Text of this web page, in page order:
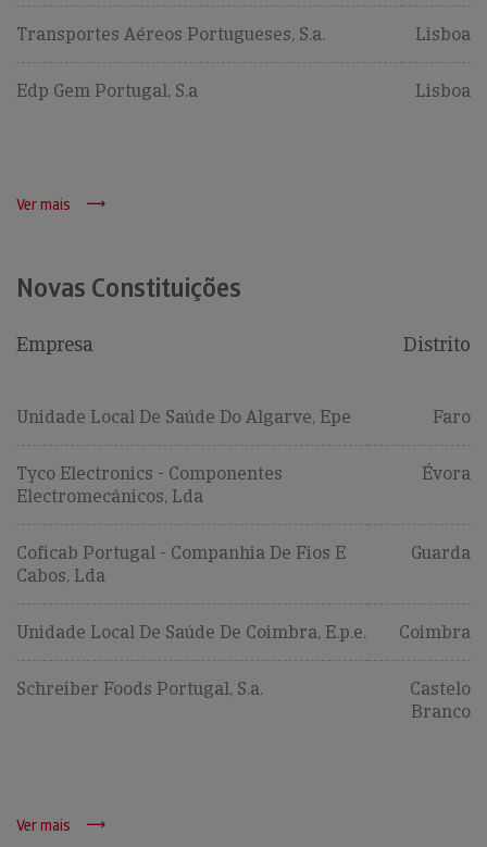
Transportes Aéreos Portugueses, S.a. Lisboa
Edp Gem Portugal, S.a Lisboa
Ver mais
Novas Constituições
Empresa Distrito
Unidade Local De Saúde Do Algarve, Epe Faro
Tyco Electronics - Componentes
Electromecânicos, Lda
Évora
Coficab Portugal - Companhia De Fios E
Cabos, Lda
Guarda
Unidade Local De Saúde De Coimbra, E.p.e. Coimbra
Schreiber Foods Portugal, S.a.
Castelo
Branco
Ver mais